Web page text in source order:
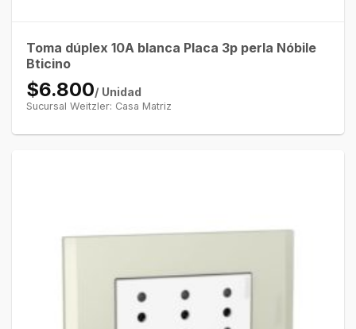
Toma dúplex 10A blanca Placa 3p perla Nóbile
Bticino
$6.800/ Unidad
Sucursal Weitzler: Casa Matriz